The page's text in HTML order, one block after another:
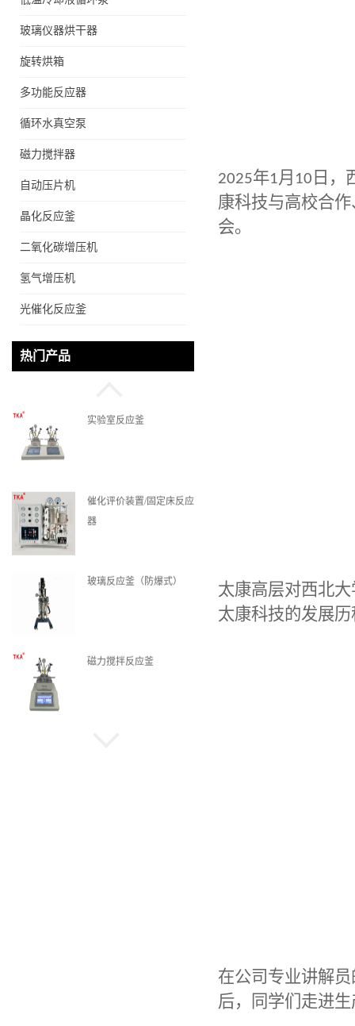
玻璃仪器烘干器
旋转烘箱
多功能反应器
循环水真空泵
磁力搅拌器
自动压片机
晶化反应釜
二氧化碳增压机
氢气增压机
光催化反应釜
热门产品
微通道反应器
实验室反应釜
催化评价装置/固定床反应
器
玻璃反应釜（防爆式）
磁力搅拌反应釜
2025年1月 10 日，
康科技与高校合
会。
太康高层对西北
太康科技的发展
在公司专业讲解员
后，
同学们走进生